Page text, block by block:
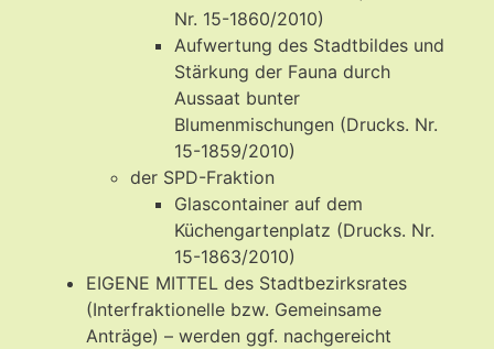
Nr. 15-1860/2010)
Aufwertung des Stadtbildes und
Stärkung der Fauna durch
Aussaat bunter
Blumenmischungen (Drucks. Nr.
15-1859/2010)
der SPD-Fraktion
Glascontainer auf dem
Küchengartenplatz (Drucks. Nr.
15-1863/2010)
EIGENE MITTEL des Stadtbezirksrates
(Interfraktionelle bzw. Gemeinsame
Anträge) – werden ggf. nachgereicht